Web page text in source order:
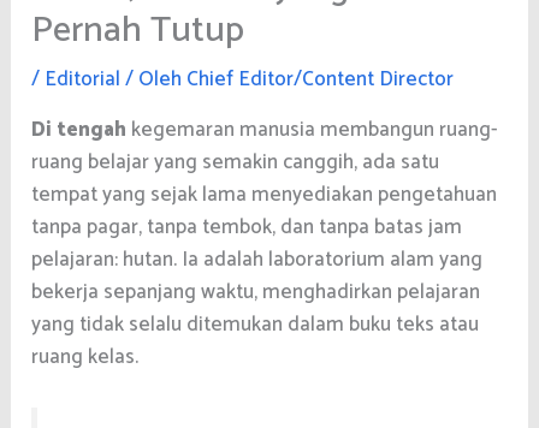
Pernah Tutup
/ Editorial/ Oleh Chief Editor/Content Director
Di tengah kegemaran manusia membangun ruang-
ruang belajar yang semakin canggih, ada satu
tempat yang sejak lama menyediakan pengetahuan
tanpa pagar, tanpa tembok, dan tanpa batas jam
pelajaran: hutan. Ia adalah laboratorium alam yang
bekerja sepanjang waktu, menghadirkan pelajaran
yang tidak selalu ditemukan dalam buku teks atau
ruang kelas.